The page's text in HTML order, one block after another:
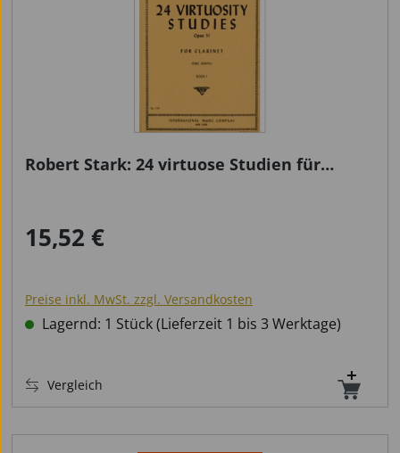
Robert Stark: 24 virtuose Studien für
Regulärer Preis:
15,52 €
Preise inkl. MwSt. zzgl. Versandkosten
Lagernd: 1 Stück (Lieferzeit 1 bis 3 Werktage)
Vergleich